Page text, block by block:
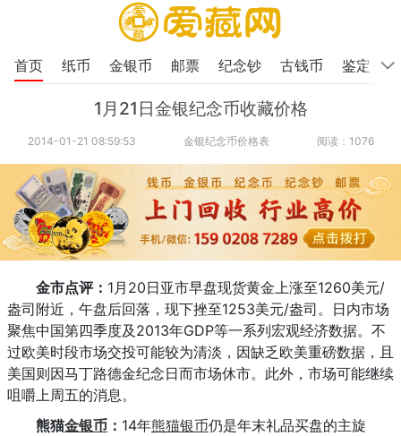
首页 纸币 金银币 邮票 纪念钞 古钱币 鉴定
1月21日金银纪念币收藏价格
2014-01-21 08:59:53 金银纪念币价格表 阅读：1076
金市点评： 1月20日亚市早盘现货黄金上涨至1260美元/
盎司附近，午盘后回落，现下挫至1253美元/盎司。日内市场
聚焦中国第四季度及2013年GDP等一系列宏观经济数据。不
过欧美时段市场交投可能较为清淡，因缺乏欧美重磅数据，且
美国则因马丁路德金纪念日而市场休市。此外，市场可能继续
咀嚼上周五的消息。
熊猫金银币 ： 14年熊猫银币仍是年末礼品买盘的主旋